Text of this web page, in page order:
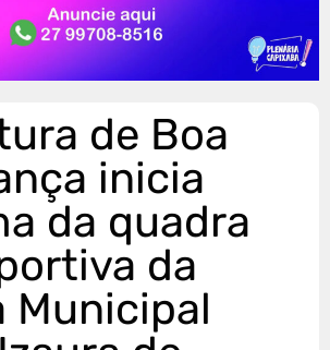
de Boa
inicia
da quadra
da
Municipal